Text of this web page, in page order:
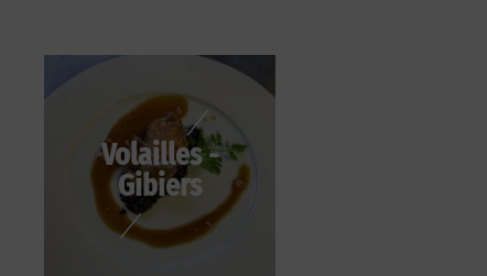
Volailles -
Gibiers